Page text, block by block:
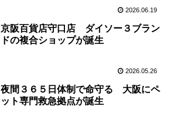
2026.06.19
京阪百貨店守口店 ダイソー３ブラン
ドの複合ショップが誕生
2026.05.26
夜間３６５日体制で命守る 大阪にペ
ット専門救急拠点が誕生